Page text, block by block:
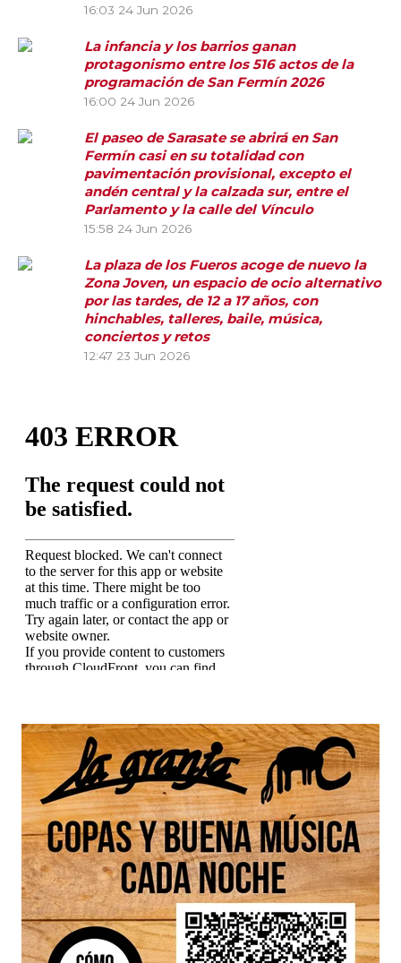
16:03 24 Jun 2026
La infancia y los barrios ganan
protagonismo entre los 516 actos de la
programación de San Fermín 2026
16:00 24 Jun 2026
El paseo de Sarasate se abrirá en San
Fermín casi en su totalidad con
pavimentación provisional, excepto el
andén central y la calzada sur, entre el
Parlamento y la calle del Vínculo
15:58 24 Jun 2026
La plaza de los Fueros acoge de nuevo la
Zona Joven, un espacio de ocio alternativo
por las tardes, de 12 a 17 años, con
hinchables, talleres, baile, música,
conciertos y retos
12:47 23 Jun 2026